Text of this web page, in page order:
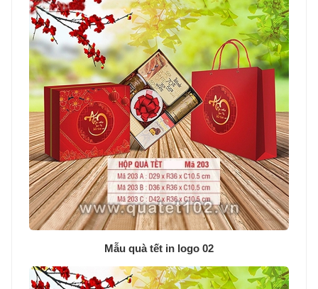
Mẫu quà tết in logo 02